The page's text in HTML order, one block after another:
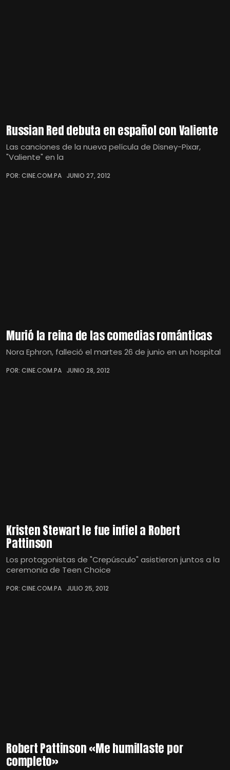
Russian Red debuta en español con Valiente
Las canciones de la nueva película de Disney-Pixar,
"Valiente" en la
POR: CINE.COM.PA JUNIO 27, 2012
Murió la reina de las comedias románticas
Nora Ephron, falleció el martes 26 de junio en un hospital
POR: CINE.COM.PA JUNIO 28, 2012
Kristen Stewart le fue infiel a Robert
Pattinson
Los protagonistas de "Crepúsculo" asistieron juntos a la
ceremonia de Teen Choice
POR: CINE.COM.PA JULIO 25, 2012
Robert Pattinson «Me humillaste por
completo»